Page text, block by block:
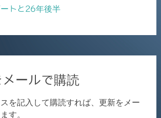
トと26年後半
ールで購読
を記入して購読すれば、更新をメー
す。